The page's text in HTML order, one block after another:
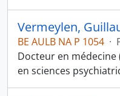
Vermeylen,
BE AULB NA P 1054 ·
Docteur en médecine
en sciences